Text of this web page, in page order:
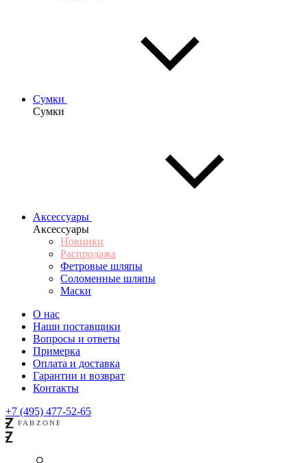
Сумки
Сумки
Аксессуары
Аксессуары
Новинки
Распродажа
Фетровые шляпы
Соломенные шляпы
Маски
О нас
Наши поставщики
Вопросы и ответы
Примерка
Оплата и доставка
Гарантии и возврат
Контакты
+7 (495) 477-52-65